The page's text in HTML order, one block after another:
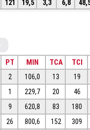
121 19,5 3,3 6,8
PT MIN TCA TCI
2 106,0 13
19
1 229,7 20
46
9 620,8 83
180
26 800,6 152 309